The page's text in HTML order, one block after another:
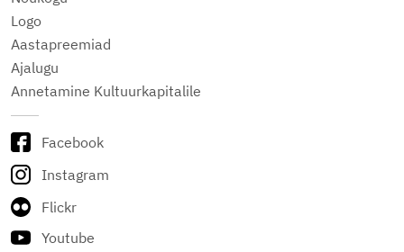
Logo
Aastapreemiad
Ajalugu
Annetamine Kultuurkapitalile
Facebook
Instagram
Flickr
Youtube